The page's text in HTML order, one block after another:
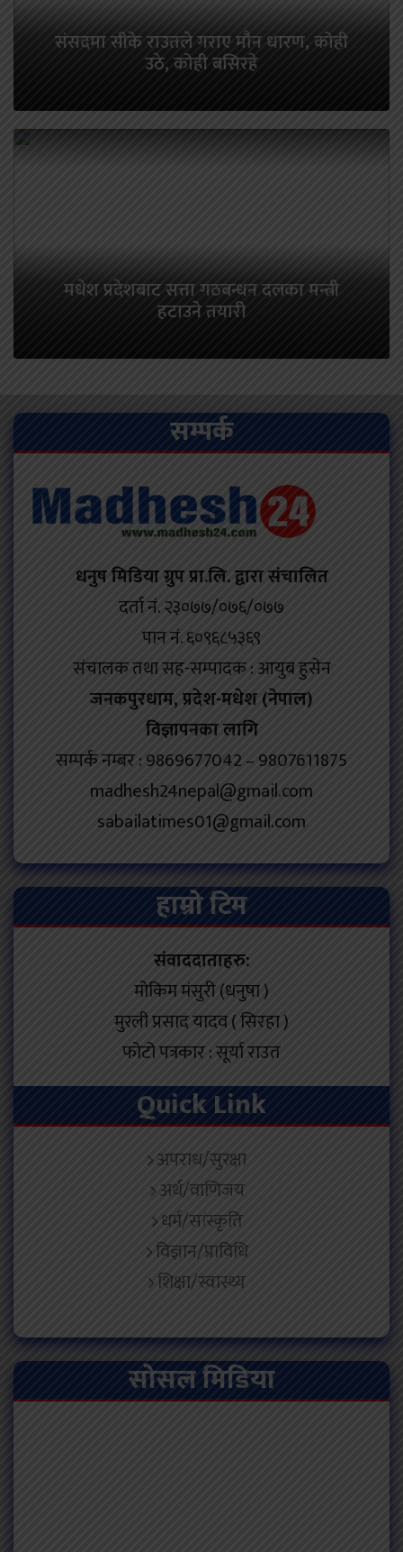
संसदमा सीके राउतले गराए मौन धारण, कोही
उठे, कोही बसिरहे
मधेश प्रदेशबाट सत्ता गठबन्धन दलका मन्त्री
हटाउने तयारी
सम्पर्क
धनुष मिडिया ग्रुप प्रा.लि. द्वारा संचालित
दर्ता नं. २३०७७/०७६/०७७
पान नं. ६०९६८५३६९
संचालक तथा सह-सम्पादक : आयुब हुसेन
जनकपुरधाम, प्रदेश-मधेश (नेपाल)
विज्ञापनका लागि
सम्पर्क नम्बर : 9869677042 – 9807611875
madhesh24nepal@gmail.com
sabailatimes01@gmail.com
हाम्रो टिम
संवाददाताहरु:
मोकिम मंसुरी (धनुषा )
मुरली प्रसाद यादव ( सिरहा )
फोटो पत्रकार : सूर्या राउत
Quick Link
अपराध/सुरक्षा
अर्थ/वाणिजय
धर्म/सांस्कृति
विज्ञान/प्राविधि
शिक्षा/स्वास्थ्य
सोसल मिडिया